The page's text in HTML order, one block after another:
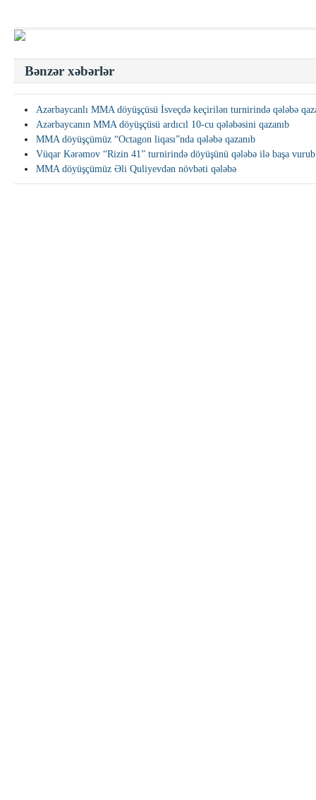
Bənzər xəbərlər
Azərbaycanlı MMA döyüşçüsü İsveçdə keçirilən turnirində qələbə
Azərbaycanın MMA döyüşçüsü ardıcıl 10-cu qələbəsini qazanıb
MMA döyüşçümüz “Octagon liqası”nda qələbə qazanıb
Vüqar Kərəmov “Rizin 41” turnirində döyüşünü qələbə ilə başa vurub
MMA döyüşçümüz Əli Quliyevdən növbəti qələbə